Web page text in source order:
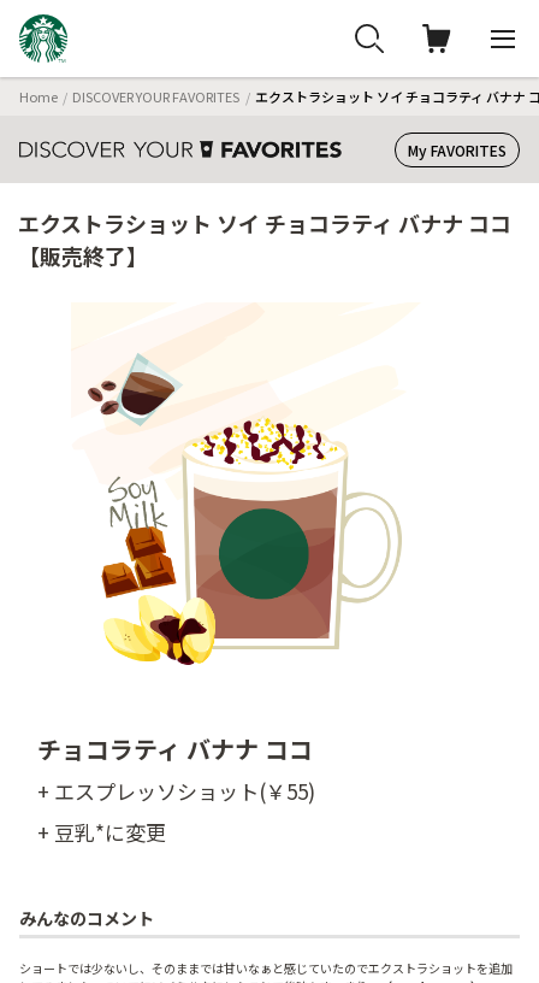
Home DISCOVER YOUR FAVORITES エクストラショット ソイ チョコラティ バナナ
My FAVORITES
エクストラショット ソイ チョコラティ バナナ ココ
【販売終了】
チョコラティ バナナ ココ
+ エスプレッソショット(￥55)
+ 豆乳*に変更
みんなのコメント
ショートでは少ないし、そのままでは甘いなぁと感じていたのでエクストラショットを追加